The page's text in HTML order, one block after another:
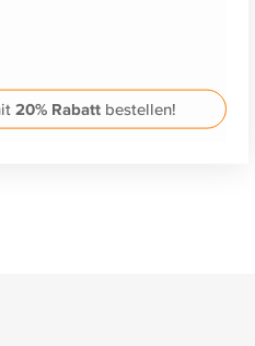
20% Rabattbestellen!